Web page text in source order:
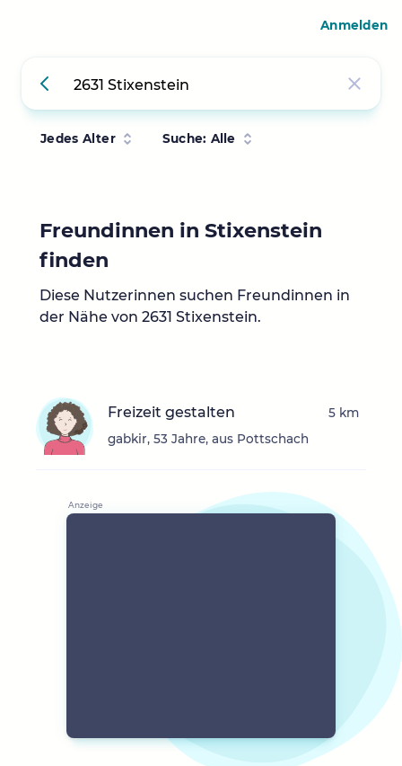
Jedes Alter Suche: Alle
Freundinnen in Stixenstein
finden
Diese Nutzerinnen suchen Freundinnen in
der Nähe von 2631 Stixenstein.
Freizeit gestalten
gabkir, 53 Jahre, aus Pottschach
5 km
Anmelden